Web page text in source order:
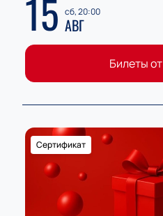
15 сб, 20:00
АВГ
Билеты от
Сертификат